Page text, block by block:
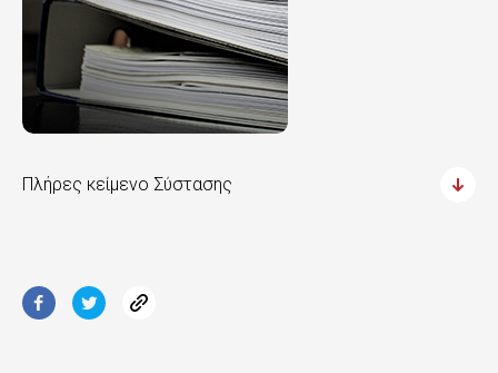
Πλήρες κείμενο Σύστασης